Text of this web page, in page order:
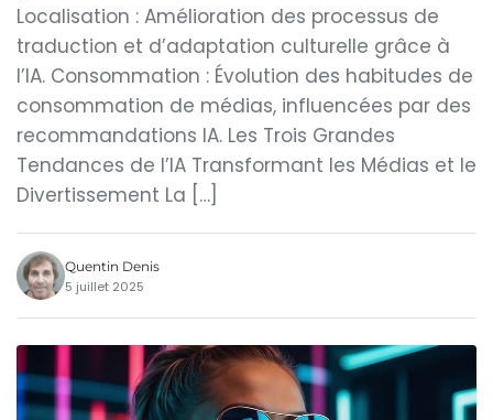
Localisation : Amélioration des processus de
traduction et d’adaptation culturelle grâce à
l’IA. Consommation : Évolution des habitudes de
consommation de médias, influencées par des
recommandations IA. Les Trois Grandes
Tendances de l’IA Transformant les Médias et le
Divertissement La […]
Quentin Denis
5 juillet 2025